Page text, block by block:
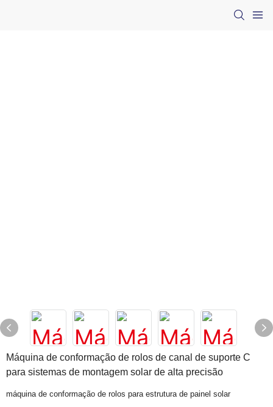
Máquina de conformação de rolos de canal de suporte C
para sistemas de montagem solar de alta precisão
máquina de conformação de rolos para estrutura de painel solar